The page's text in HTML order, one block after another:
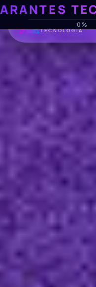
ARANTES
0%
ARANTES
TECNOLOGIA